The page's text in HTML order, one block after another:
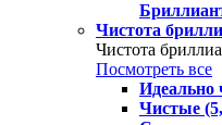
Чистота
Чистота
Посмотреть все
Идеально
Чистые